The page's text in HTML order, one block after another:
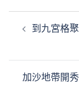
到九宮格
加沙地帶開